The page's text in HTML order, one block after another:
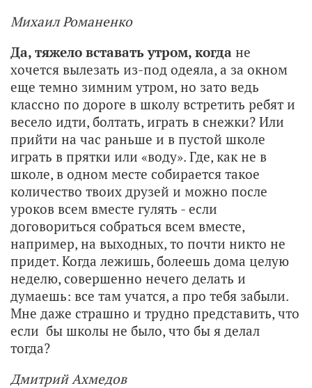
Михаил Романенко
Да, тяжело вставать утром, когда не
хочется вылезать из-под одеяла, а за окном
еще темно зимним утром, но зато ведь
классно по дороге в школу встретить ребят и
весело идти, болтать, играть в снежки? Или
прийти на час раньше и в пустой школе
играть в прятки или «воду». Где, как не в
школе, в одном месте собирается такое
количество твоих друзей и можно после
уроков всем вместе гулять - если
договориться собраться всем вместе,
например, на выходных, то почти никто не
придет. Когда лежишь, болеешь дома целую
неделю, совершенно нечего делать и
думаешь: все там учатся, а про тебя забыли.
Мне даже страшно и трудно представить, что
если бы школы не было, что бы я делал
тогда?
Дмитрий Ахмедов